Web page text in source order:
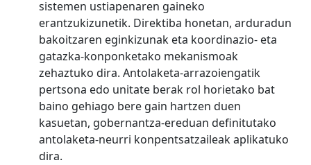
sistemen ustiapenaren gaineko
erantzukizunetik. Direktiba honetan, arduradun
bakoitzaren eginkizunak eta koordinazio- eta
gatazka-konponketako mekanismoak
zehaztuko dira. Antolaketa-arrazoiengatik
pertsona edo unitate berak rol horietako bat
baino gehiago bere gain hartzen duen
kasuetan, gobernantza-ereduan definitutako
antolaketa-neurri konpentsatzaileak aplikatuko
dira.